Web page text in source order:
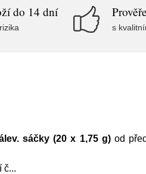
do 14 dní
s
sáčky (20 x 1,75 g)od
č...